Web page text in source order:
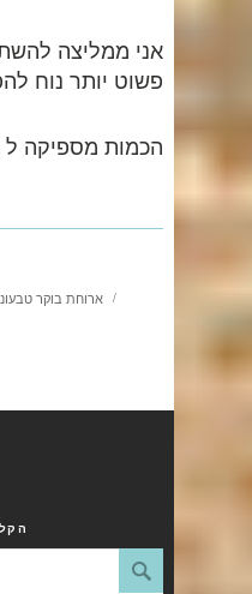
אני ממליצה
פשוט יותר נוח
הכמות מספיקה ל 5 חביתות בינוניות.
ארוחת בוקר /